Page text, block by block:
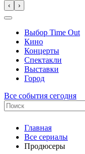
‹ ›
Выбор Time Out
Кино
Концерты
Спектакли
Выставки
Город
Все события сегодня
Главная
Все сериалы
Продюсеры